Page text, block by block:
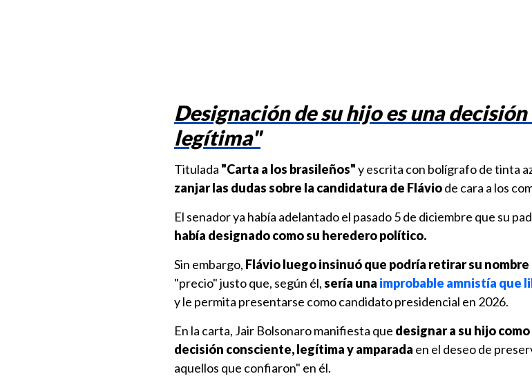
Designación de su hijo es una
legítima"
Titulada "Carta a los brasileños"y escrita con bolígrafo de tinta
zanjar las dudas sobre la candidatura de Fláviode cara a los
El senador ya había adelantado el pasado 5 de diciembre que su
había designado como su heredero político.
Sin embargo, Flávio luego insinuó que podría retirar su
"precio" justo que, según él,sería una improbable amnistía que
y le permita presentarse como candidato presidencial en 2026.
En la carta, Jair Bolsonaro manifiesta que designar a su hijo
decisión consciente, legítima y amparada en el deseo de
aquellos que confiaron" en él.